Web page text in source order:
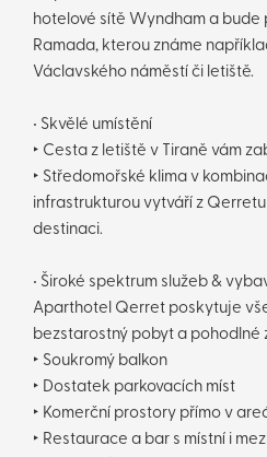
hotelové sítě Wyndham a bude
Ramada, kterou známe
Václavského náměstí či letiště.
• Skvělé umístění
‣ Cesta z letiště v Tiraně vám
‣ Středomořské klima v
infrastrukturou vytváří z
destinaci.
• Široké spektrum služeb &
Aparthotel Qerret poskytuje
bezstarostný pobyt a pohodlné
‣ Soukromý balkon
‣ Dostatek parkovacích míst
‣ Komerční prostory přímo v
‣ Restaurace a bar s místní i